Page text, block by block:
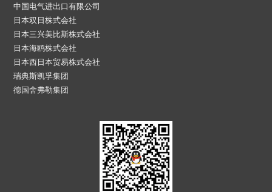
中国电气进出口有限公司
日本双日株式会社
日本三兴美比斯株式会社
日本海鸥株式会社
日本西日本贸易株式会社
瑞典斯凯孚集团
德国舍弗勒集团